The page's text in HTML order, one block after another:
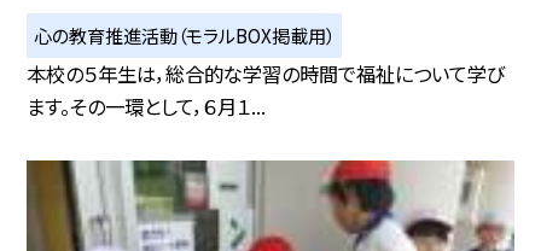
心の教育推進活動（モラルBOX掲載用）
本校の５年生は，総合的な学習の時間で福祉について学び
ます。その一環として，６月１...